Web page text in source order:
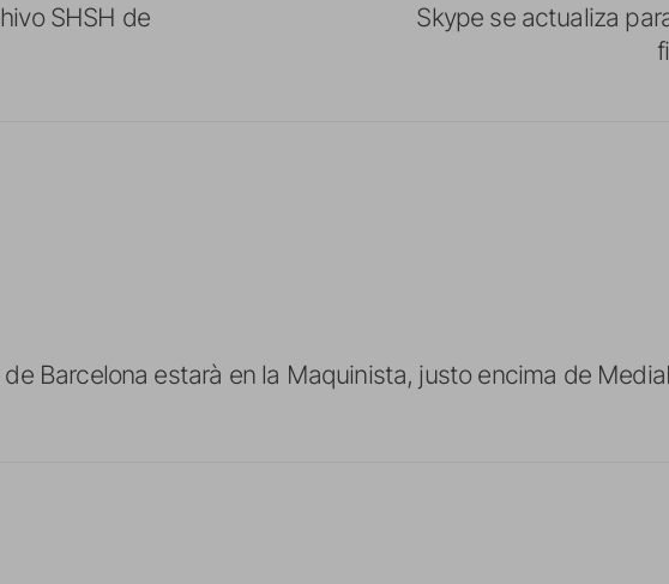
SHSH de
Skype se actualiza
de Barcelona estarà en la Maquinista, justo encima de